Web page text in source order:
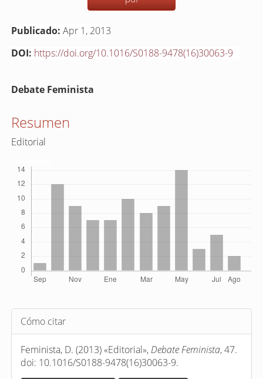
Publicado: Apr 1, 2013
DOI: https://doi.org/10.1016/S0188-9478(16)30063-9
Contenido
del
artículo
Debate Feminista
Resumen
Editorial
Detalles
del
artículo
Cómo citar
Feminista, D. (2013) «Editorial», Debate Feminista, 47.
doi: 10.1016/S0188-9478(16)30063-9.